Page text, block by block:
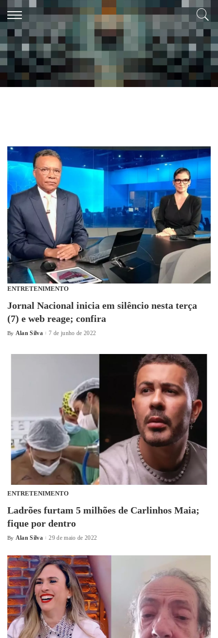
ENTRETENIMENTO
Jornal Nacional inicia em silêncio nesta terça
(7) e web reage; confira
By Alan Silva 7 de junho de 2022
ENTRETENIMENTO
Ladrões furtam 5 milhões de Carlinhos Maia;
fique por dentro
By Alan Silva 29 de maio de 2022